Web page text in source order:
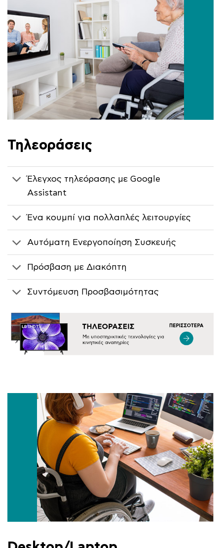
Τηλεοράσεις
Έλεγχος τηλεόρασης με Google
Assistant
Ένα κουμπί για πολλαπλές λειτουργίες
Αυτόματη Ενεργοποίηση Συσκευής
Πρόσβαση με Διακόπτη
Συντόμευση Προσβασιμότητας